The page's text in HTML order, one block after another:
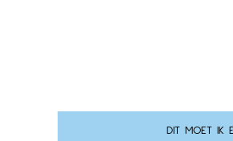
DIT MOET IK